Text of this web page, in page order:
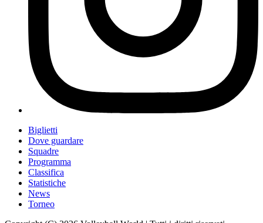
Biglietti
Dove guardare
Squadre
Programma
Classifica
Statistiche
News
Torneo